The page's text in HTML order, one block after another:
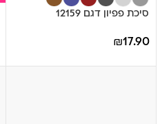
סיכת פפיון דגם 12159
17.90
₪